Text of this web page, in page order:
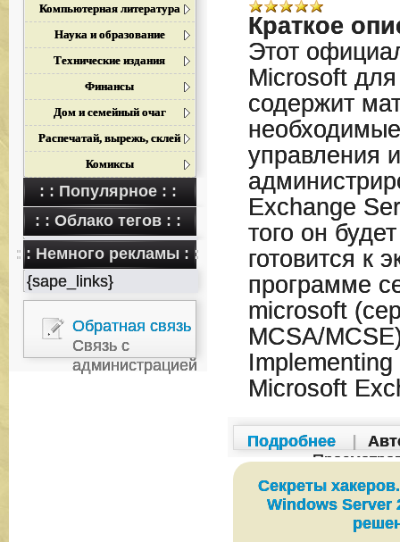
Компьютерная литература
Наука и образование
Технические издания
Финансы
Дом и семейный очаг
Распечатай, вырежь, склей
Комиксы
: : Популярное : :
: : Облако тегов : :
: : Немного рекламы : :
{sape_links}
Обратная связь
Связь с
администрацией
Краткое
Этот
Microsoft для
содержит
управления
Exchange
того он
готовится к
программе
microsoft
MCSA/
Microsoft
Подробнее
Секреты
Windows Server